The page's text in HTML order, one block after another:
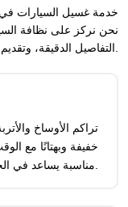
خدمة غسيل السيارات في
نحن نركز على نظافة
تراكم الأوساخ
خفيفة وبهتانًا مع